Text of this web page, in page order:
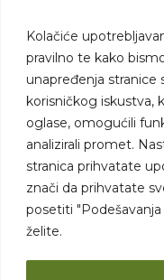
Kolačiće
pravilno te kako
unapređenja stranice
korisničkog iskustva,
oglase, omogućili
analizirali promet.
stranica prihvatate
znači da prihvatate
posetiti
želite.
Svet poljoprivrede
Marketing usluge
Tražimo saradnike
Kontakt
Kontakt